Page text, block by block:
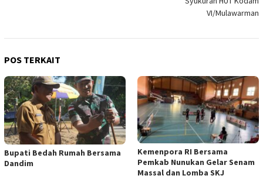
VI/Mulawarman
POS TERKAIT
Bupati Bedah Rumah Bersama
Dandim
Kemenpora RI Bersama
Pemkab Nunukan Gelar Senam
Massal dan Lomba SKJ